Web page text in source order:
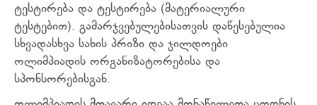
ტესტირება და ტესტირება (მატერიალური
ტესტებით). გამარჯვებულებისათვის დაწესებულია
სხვადასხვა სახის პრიზი და ჯილდოები
ოლიმპიადის ორგანიზატორებისა და
სპონსორებისგან.